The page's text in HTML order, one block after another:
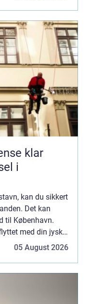
klar
i
kan du sikkert
Det kan
til København.
med din jyske
05 August 2026